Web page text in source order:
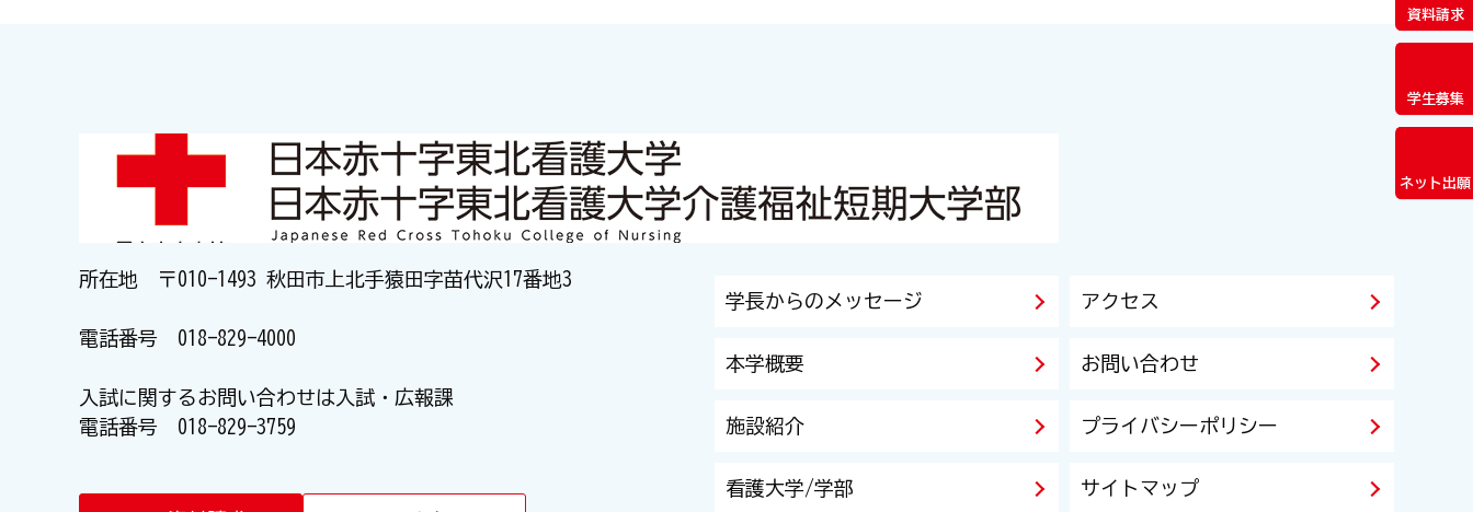
資料請求
学生募集
ネット出願
所在地 〒010-1493 秋田市上北手猿田字苗代沢17番地3
電話番号 018-829-4000
入試に関するお問い合わせは入試・広報課
電話番号 018-829-3759
学長からのメッセージ
本学概要
施設紹介
看護大学/学部
アクセス
お問い合わせ
プライバシーポリシー
サイトマップ